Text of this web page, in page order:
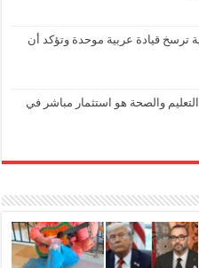
ترسخ قيادة عربية موحدة وتؤكد أن
التعليم والصحة هو استثمار مباشر في